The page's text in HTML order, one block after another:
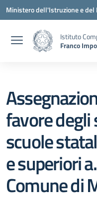
Vai ai contenuti
Vai al menu di navigazione
Vai al footer
Ministero dell'Istruzione e del
Istituto
Franco
favore
scuole
e superiori
Comune di